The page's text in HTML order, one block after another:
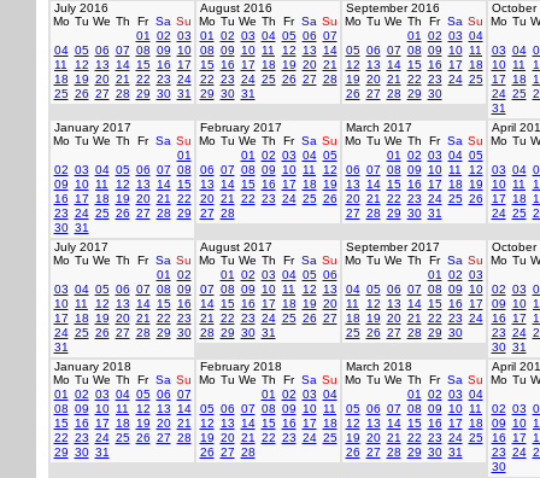
July 2016
Mo Tu We Th Fr Sa Su
01
02 03
04 05 06 07 08 09
10
11
12 13 14 15 16
17
18
19 20 21 22 23 24
25 26 27 28 29 30 31
August 2016
Mo Tu We Th Fr Sa Su
01
02 03 04 05 06 07
08 09 10 11 12 13
14
15 16 17 18 19 20 21
22 23 24 25 26 27 28
29 30 31
September 2016
Mo Tu We Th Fr Sa Su
01
02 03 04
05 06 07 08 09 10 11
12
13 14 15 16 17
18
19 20 21 22 23 24 25
26 27 28 29 30
October
Mo Tu
03 04
10 11
17
18
24 25
31
January 2017
Mo Tu We Th Fr Sa Su
01
02 03 04 05 06 07 08
09
10 11 12 13 14 15
16
17 18 19 20 21
22
23 24 25 26 27 28 29
30 31
February 2017
Mo Tu We Th Fr Sa Su
01
02 03 04 05
06 07 08 09 10 11
12
13
14 15 16 17 18
19
20 21 22 23 24 25 26
27 28
March 2017
Mo Tu We Th Fr Sa Su
01
02 03 04 05
06 07 08 09 10 11
12
13
14 15 16 17 18
19
20 21 22 23 24 25 26
27 28 29 30 31
April
Mo Tu
03 04
10 11
17
18
24 25
July 2017
Mo Tu We Th Fr Sa Su
01
02
03 04 05 06 07 08 09
10 11 12 13 14 15 16
17
18 19 20 21 22 23
24 25 26 27 28 29 30
31
August 2017
Mo Tu We Th Fr Sa Su
01
02 03 04 05 06
07 08 09 10 11 12
13
14 15 16 17 18 19 20
21
22 23 24 25 26 27
28 29 30 31
September 2017
Mo Tu We Th Fr Sa Su
01
02 03
04 05 06 07 08 09
10
11
12 13 14 15 16
17
18
19 20 21 22 23 24
25 26 27 28 29 30
October
Mo Tu
02 03
09
10
16
17
23 24
30 31
January 2018
Mo Tu We Th Fr Sa Su
01
02 03 04 05 06 07
08 09 10 11 12 13
14
15 16 17 18 19 20 21
22 23 24 25 26 27 28
29 30 31
February 2018
Mo Tu We Th Fr Sa Su
01
02 03 04
05 06 07 08 09 10 11
12
13 14 15 16 17
18
19 20 21 22 23 24 25
26 27 28
March 2018
Mo Tu We Th Fr Sa Su
01
02 03 04
05 06 07 08 09 10 11
12
13 14 15 16 17
18
19 20 21 22 23 24 25
26 27 28 29 30 31
April
Mo Tu
02 03
09
10
16
17
23 24
30